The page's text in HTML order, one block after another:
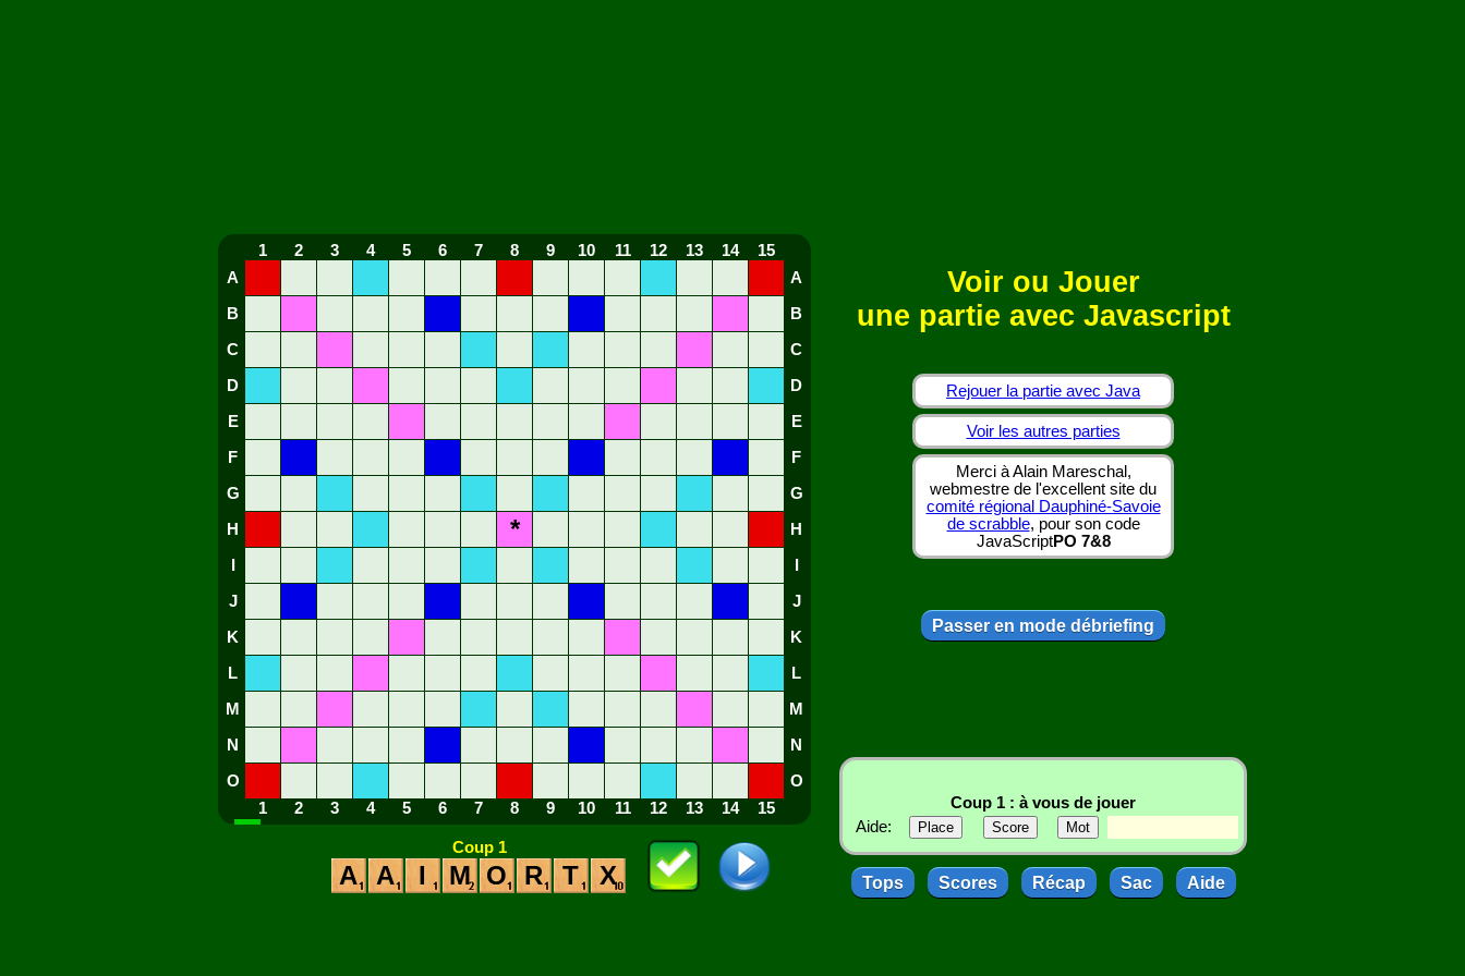
1 2 3 4 5 6 7 8 9 10 11 12 13 14
15
A
A
B B
C C
D D
E E
F F
G G
H * H
J J
K K
L L
M M
N N
O
O
1
2 3 4 5 6 7 8 9 10 11 12 13 14 15
Coup 1
A A I M O R T X
Voir ou Jouer
une partie avec Javascript
Rejouer la partie avec Java
Voir les autres parties
Merci à Alain Mareschal,
webmestre de l'excellent site du
comité régional Dauphiné-Savoie
de scrabble, pour son code
JavaScriptPO 7&8
Passer en mode débriefing
Coup 1 : à vous de jouer
Aide:
Tops Scores Récap Sac Aide